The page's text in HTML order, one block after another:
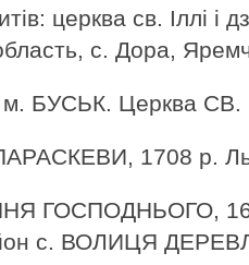
церква св. Іллі і
с. Дора,
м. БУСЬК. Церква
1708 р.
ГОСПОДНЬОГО,
с. ВОЛИЦЯ